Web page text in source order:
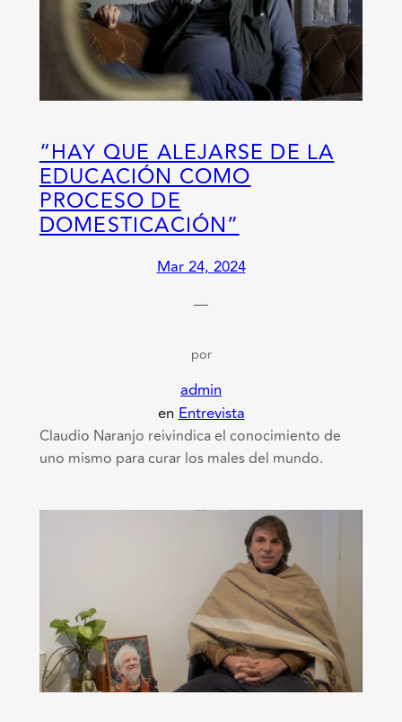
“HAY QUE ALEJARSE DE LA
EDUCACIÓN COMO
PROCESO DE
DOMESTICACIÓN”
Mar 24, 2024
—
por
admin
enEntrevista
Claudio Naranjo reivindica el conocimiento de
uno mismo para curar los males del mundo.